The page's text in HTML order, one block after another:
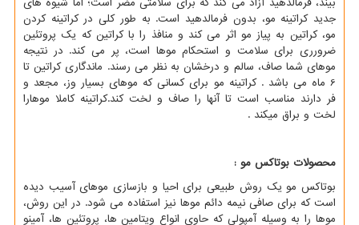
جدید کراتینه مو، بدون فرمالدهید است. به طور کلی در کراتینه کردن
مو، کراتین به پیاز مو اثر می کند و منافذ را با کراتین که یک پروتئین
ضرورری برای سلامت و استحکام موها است، پر می کند. در نتیجه
موهای شما صاف، سالم و درخشان به نظر می رسند. ماندگاری کراتین تا
6 ماه می باشد . کراتینه مو برای کسانی که موهای بسیار وز، مجعد و
فر دارند مناسب است تا آنها را صاف و لخت کند.کراتینه کاملا موهارا
لخت و براق میکند .
محصولات بوتاکس مو :
بوتاکس مو یک روش طبیعی برای احیا و بازسازی موهای آسیب دیده
است که برای صافی نیمه دائم موها نیز استفاده می شود. در این روش،
موها را به وسیله آمپولی که حاوی انواع ویتامین ها، پروتئین ها، آمینو